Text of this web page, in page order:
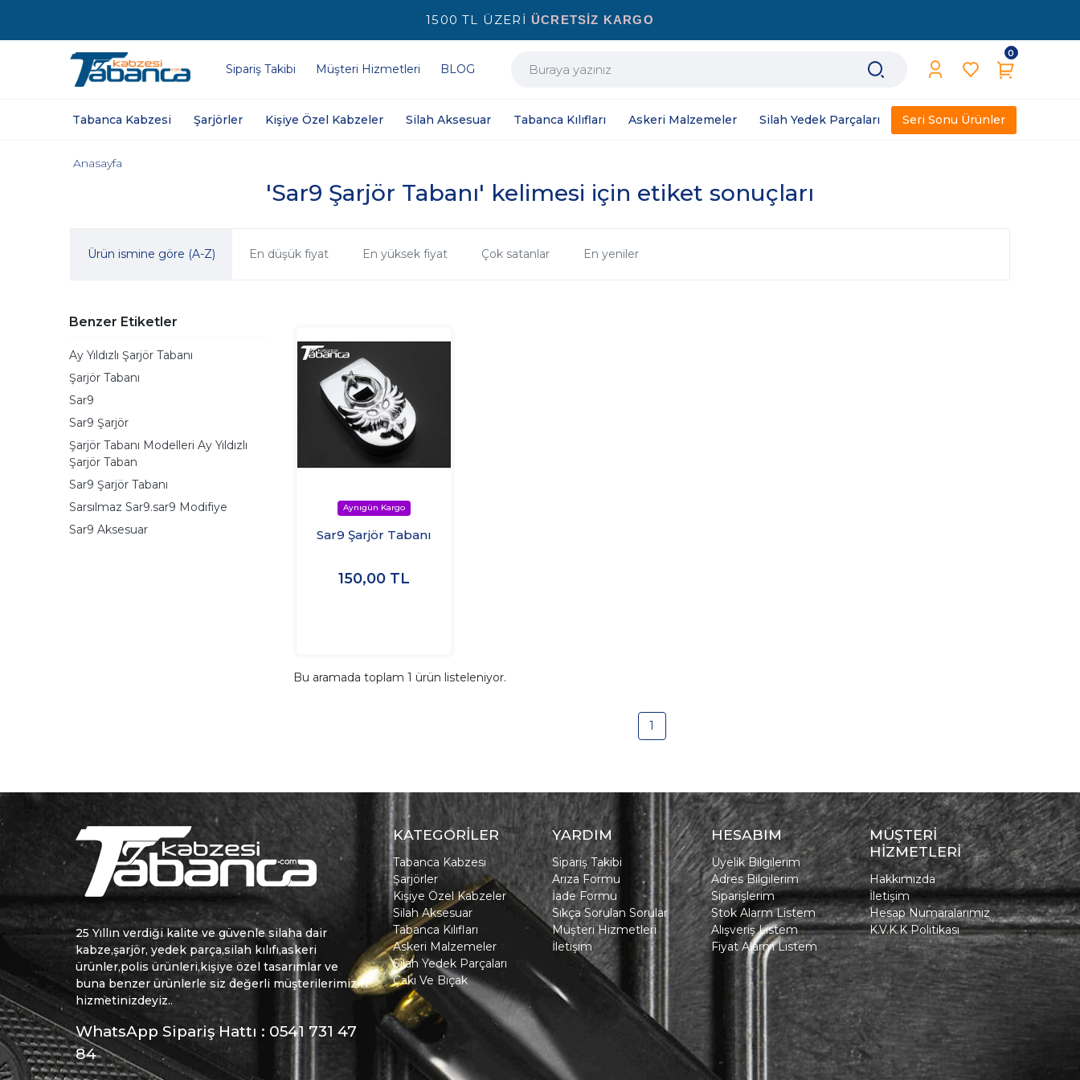
1500 TL ÜZERİ ÜCRETSİZ KARGO
Sipariş Takibi Müşteri Hizmetleri BLOG
0
Tabanca Kabzesi Şarjörler Kişiye Özel Kabzeler Silah Aksesuar Tabanca Kılıfları Askeri Malzemeler Silah Yedek Parçaları Seri Sonu Ürünler
'Sar9 Şarjör Tabanı' kelimesi için etiket sonuçları
Anasayfa
Ürün ismine göre (A-Z) En düşük fiyat En yüksek fiyat Çok satanlar En yeniler
Benzer Etiketler
Ay Yıldızlı Şarjör Tabanı
Şarjör Tabanı
Sar9
Sar9 Şarjör
Şarjör Tabanı Modelleri Ay Yıldızlı
Şarjör Taban
Sar9 Şarjör Tabanı
Sarsılmaz Sar9.sar9 Modifiye
Sar9 Aksesuar
Sar9 Şarjör Tabanı
150,00 TL
Bu aramada toplam 1 ürün listeleniyor.
1
25 Yıllın verdiği kalite ve güvenle silaha dair
kabze,şarjör, yedek parça,silah kılıfı,askeri
ürünler,polis ürünleri,kişiye özel tasarımlar ve
buna benzer ürünlerle siz değerli müşterilerimizin
hizmetinizdeyiz..
WhatsApp Sipariş Hattı : 0541 731 47
84
KATEGORİLER
Tabanca Kabzesi
Şarjörler
Kişiye Özel Kabzeler
Silah Aksesuar
Tabanca Kılıfları
Askeri Malzemeler
Silah Yedek Parçaları
Çakı Ve Bıçak
YARDIM
Sipariş Takibi
Arıza Formu
İade Formu
Sıkça Sorulan Sorular
Müşteri Hizmetleri
İletişim
HESABIM
Üyelik Bilgilerim
Adres Bilgilerim
Siparişlerim
Stok Alarm Listem
Alışveriş Listem
Fiyat Alarm Listem
MÜŞTERİ
HİZMETLERİ
Hakkımızda
İletişim
Hesap Numaralarımız
K.V.K.K Politikası